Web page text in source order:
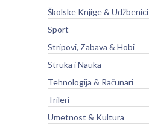
Školske Knjige & Udžbenici
Sport
Stripovi, Zabava & Hobi
Struka i Nauka
Tehnologija & Računari
Trileri
Umetnost & Kultura